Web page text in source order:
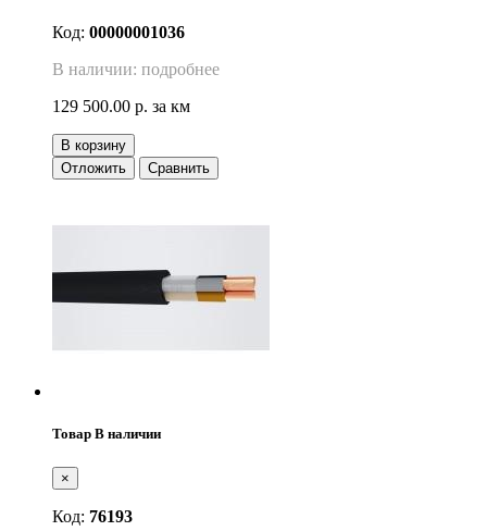
Код: 00000001036
В наличии: подробнее
129 500.00 р. за км
В корзину
Отложить
Сравнить
Товар В наличии
×
Код: 76193